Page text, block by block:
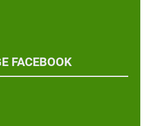
FACEBOOK